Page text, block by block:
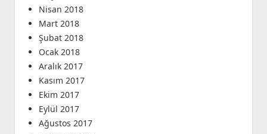
Nisan 2018
Mart 2018
Şubat 2018
Ocak 2018
Aralık 2017
Kasım 2017
Ekim 2017
Eylül 2017
Ağustos 2017